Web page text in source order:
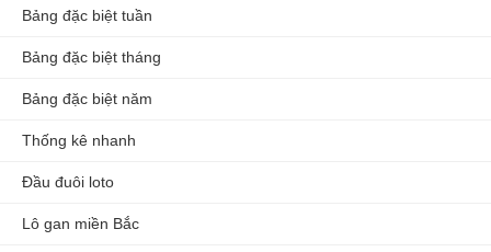
Bảng đặc biệt tuần
Bảng đặc biệt tháng
Bảng đặc biệt năm
Thống kê nhanh
Đầu đuôi loto
Lô gan miền Bắc